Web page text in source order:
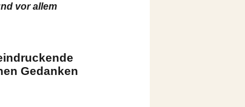
vor allem
Gedanken